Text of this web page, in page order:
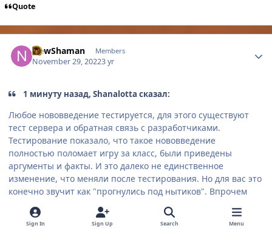
Quote
NewShaman Members
November 29, 20223 yr
1 минуту назад, Shanalotta сказал:
Любое нововведение тестируется, для этого существуют
тест сервера и обратная связь с разработчиками.
Тестирование показало, что такое нововведение
полностью поломает игру за класс, были приведены
аргументы и факты. И это далеко не единственное
изменение, что меняли после тестирования. Но для вас это
конечно звучит как "прогнулись под нытиков". Впрочем
несмотря на все нытье на эти банки, никто пока не
прогнулся и даже с арены их не убрал.
Sign In Sign Up Search Menu